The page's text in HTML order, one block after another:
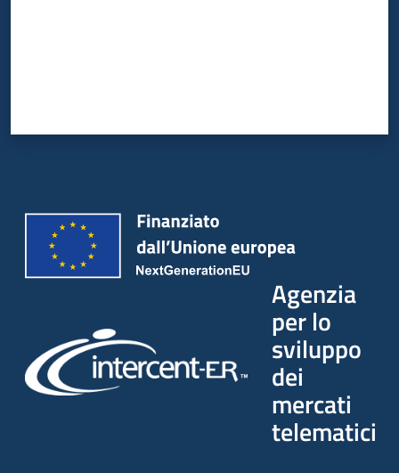
Agenzia
per lo
sviluppo
dei
mercati
telematici